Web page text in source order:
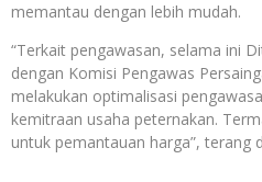
memantau dengan lebih mudah.
“Terkait pengawasan, selama ini
dengan Komisi Pengawas
melakukan optimalisasi
kemitraan usaha peternakan.
untuk pemantauan harga”, terang